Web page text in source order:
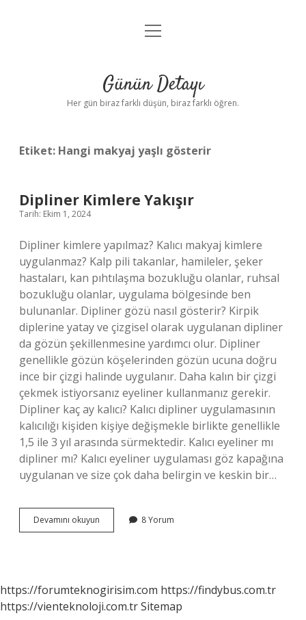
Anasayfa
Yasal Uyarı
menüyü
Günün Detayı
Her gün biraz farklı düşün, biraz farklı öğren.
Etiket: Hangi makyaj yaşlı gösterir
Dipliner Kimlere Yakışır
Tarih: Ekim 1, 2024
Dipliner kimlere yapılmaz? Kalıcı makyaj kimlere
uygulanmaz? Kalp pili takanlar, hamileler, şeker
hastaları, kan pıhtılaşma bozukluğu olanlar, ruhsal
bozukluğu olanlar, uygulama bölgesinde ben
bulunanlar. Dipliner gözü nasıl gösterir? Kirpik
diplerine yatay ve çizgisel olarak uygulanan dipliner
da gözün şekillenmesine yardımcı olur. Dipliner
genellikle gözün köşelerinden gözün ucuna doğru
ince bir çizgi halinde uygulanır. Daha kalın bir çizgi
çekmek istiyorsanız eyeliner kullanmanız gerekir.
Dipliner kaç ay kalıcı? Kalıcı dipliner uygulamasının
kalıcılığı kişiden kişiye değişmekle birlikte genellikle
1,5 ile 3 yıl arasında sürmektedir. Kalıcı eyeliner mı
dipliner mı? Kalıcı eyeliner uygulaması göz kapağına
uygulanan ve size çok daha belirgin ve keskin bir…
Devamını okuyun Dipliner
Kimlere
8 Yorum
https://forumteknogirisim.com https://findybus.com.tr
https://vienteknoloji.com.trSitemap